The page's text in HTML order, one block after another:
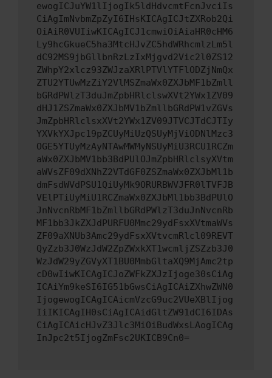
ewogICJuYW1lIjogIk5ldHdvcmtFcnJvciIs
CiAgImNvbmZpZyI6IHsKICAgICJtZXRob2Qi
OiAiR0VUIiwKICAgICJ1cmwiOiAiaHR0cHM6
Ly9hcGkueC5ha3MtcHJvZC5hdWRhcmlzLm5l
dC92MS9jbGllbnRzLzIxMjgvd2Vic2l0ZS12
ZWhpY2xlcz93ZWJzaXRlPTVlYTFlODZjNmQx
ZTU2YTUwMzZiY2VlMSZmaWx0ZXJbMF1bZmll
bGRdPWlzT3duJmZpbHRlclswXVt2YWx1ZV09
dHJ1ZSZmaWx0ZXJbMV1bZmllbGRdPW1vZGVs
JmZpbHRlclsxXVt2YWx1ZV09JTVCJTdCJTIy
YXVkYXJpc19pZCUyMiUzQSUyMjViODNlMzc3
OGE5YTUyMzAyNTAwMWMyNSUyMiU3RCU1RCZm
aWx0ZXJbMV1bb3BdPUlOJmZpbHRlclsyXVtm
aWVsZF09dXNhZ2VTdGF0ZSZmaWx0ZXJbMl1b
dmFsdWVdPSU1QiUyMk9ORURBWVJFR0lTVFJB
VElPTiUyMiU1RCZmaWx0ZXJbMl1bb3BdPUlO
JnNvcnRbMF1bZmllbGRdPWlzT3duJnNvcnRb
MF1bb3JkZXJdPURFU0Mmc29ydFsxXVtmaWVs
ZF09aXNUb3Amc29ydFsxXVtvcmRlcl09REVT
QyZzb3J0WzJdW2ZpZWxkXT1wcmljZSZzb3J0
WzJdW29yZGVyXT1BU0MmbGltaXQ9MjAmc2tp
cD0wIiwKICAgICJoZWFkZXJzIjoge30sCiAg
ICAiYm9keSI6IG51bGwsCiAgICAiZXhwZWN0
IjogewogICAgICAicmVzcG9uc2VUeXBlIjog
IiIKICAgIH0sCiAgICAidGltZW91dCI6IDAs
CiAgICAicHJvZ3Jlc3MiOiBudWxsLAogICAg
InJpc2t5IjogZmFsc2UKICB9Cn0=